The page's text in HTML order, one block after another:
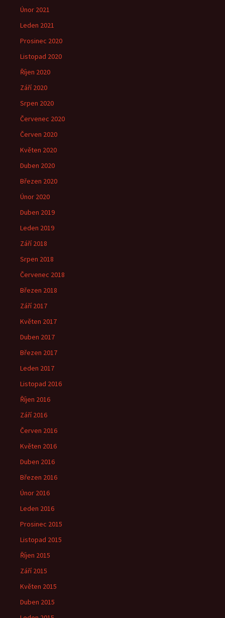
Únor 2021
Leden 2021
Prosinec 2020
Listopad 2020
Říjen 2020
Září 2020
Srpen 2020
Červenec 2020
Červen 2020
Květen 2020
Duben 2020
Březen 2020
Únor 2020
Duben 2019
Leden 2019
Září 2018
Srpen 2018
Červenec 2018
Březen 2018
Září 2017
Květen 2017
Duben 2017
Březen 2017
Leden 2017
Listopad 2016
Říjen 2016
Září 2016
Červen 2016
Květen 2016
Duben 2016
Březen 2016
Únor 2016
Leden 2016
Prosinec 2015
Listopad 2015
Říjen 2015
Září 2015
Květen 2015
Duben 2015